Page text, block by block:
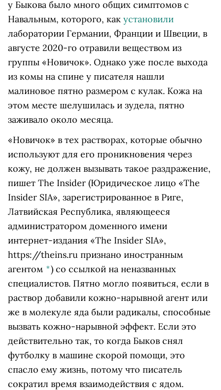
у Быкова было много общих симптомов с
Навальным, которого, как установили
лаборатории Германии, Франции и Швеции, в
августе 2020-го отравили веществом из
группы «Новичок». Однако уже после выхода
из комы на спине у писателя нашли
малиновое пятно размером с кулак. Кожа на
этом месте шелушилась и зудела, пятно
заживало около месяца.
«Новичок» в тех растворах, которые обычно
используют для его проникновения через
кожу, не должен вызывать такое раздражение,
пишет The Insider (Юридическое лицо «The
Insider SIA», зарегистрированное в Риге,
Латвийская Республика, являющееся
администратором доменного имени
интернет-издания «The Insider SIA»,
https://theins.ru признано иностранным
агентом *) со ссылкой на неназванных
специалистов. Пятно могло появиться, если в
раствор добавили кожно-нарывной агент или
же в молекуле яда были радикалы, способные
вызвать кожно-нарывной эффект. Если это
действительно так, то когда Быков снял
футболку в машине скорой помощи, это
спасло ему жизнь, потому что писатель
сократил время взаимодействия с ядом.